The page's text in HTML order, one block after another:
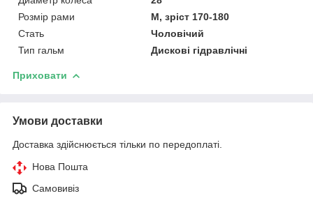
Розмір рами
M, зріст 170-180
Стать
Чоловічий
Тип гальм
Дискові гідравлічні
Приховати
Умови доставки
Доставка здійснюється тільки по передоплаті.
Нова Пошта
Самовивіз